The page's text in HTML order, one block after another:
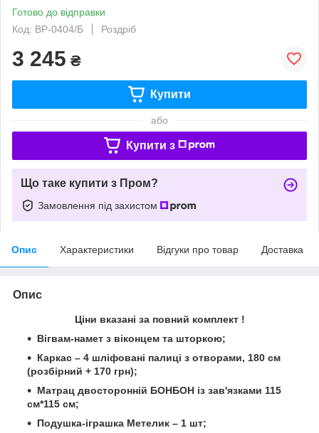
Готово до відправки
Код: ВР-0404/Б
Роздріб
3 245 ₴
Купити
або
Купити з
Що таке купити з Пром?
Замовлення під захистом
Опис Характеристики Відгуки про товар Доставка
Опис
Ціни вказані за повний комплект !
Вігвам-намет з віконцем та шторкою;
Каркас – 4 шліфовані палиці з отворами, 180 см
(розбірний + 170 грн);
Матрац двосторонній БОНБОН із зав'язками 115
см*115 см;
Подушка-іграшка Метелик – 1 шт;